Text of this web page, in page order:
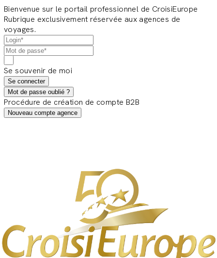
Bienvenue sur le portail professionnel de CroisiEurope
Rubrique exclusivement réservée aux agences de
voyages.
Se souvenir de moi
Se connecter
Mot de passe oublié ?
Procédure de création de compte B2B
Nouveau compte agence